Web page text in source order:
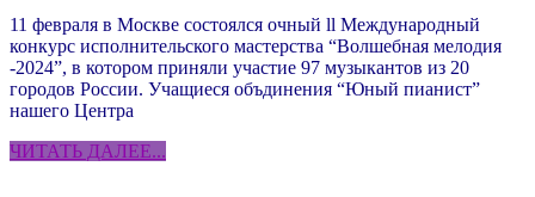
конкурсе
мастерства
11 февраля в Москве состоялся очный ll Международный
конкурс исполнительского мастерства “Волшебная мелодия
-2024”, в котором приняли участие 97 музыкантов из 20
городов России. Учащиеся объдинения “Юный пианист”
нашего Центра
ЧИТАТЬ ДАЛЕЕ...